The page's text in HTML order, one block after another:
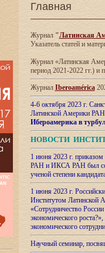
Главная
Журнал"Латинская
Указатель статей и
Журнал «Латинская
период 2021-2022 гг.) и
Журнал Iberoamérica
4-6 октября 2023 г.
Латинской Америки
Ибероамерика в
НОВОСТИ
1 июня 2023 г.
РАН и ИКСА РАН был
ученой степени
1 июня 2023 г.
Институтом Латинской
«Сотрудничество
экономического
экономического
Научный семинар,